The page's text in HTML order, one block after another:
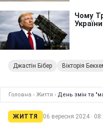
Джастін Бібер Вікторія
Головна › Життя › День змін та
ЖИТТЯ 06 вересня 2024 ·